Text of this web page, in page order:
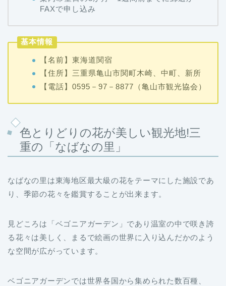
FAXで申し込み
基本情報
【名前】東海道関宿
【住所】三重県亀山市関町木崎、中町、新所
【電話】0595－97－8877（亀山市観光協会）
色とりどりの花が美しい観光地!三
重の「なばなの里」
なばなの里は東海地区最大級の花をテーマにした施設であ
り、季節の花々を鑑賞することが出来ます。
見どころは「ベゴニアガーデン」であり温室の中で咲き誇
る花々は美しく、まるで絵画の世界に入り込んだかのよう
な空間が広がっています。
ベゴニアガーデンでは世界各国から集められた数百種、